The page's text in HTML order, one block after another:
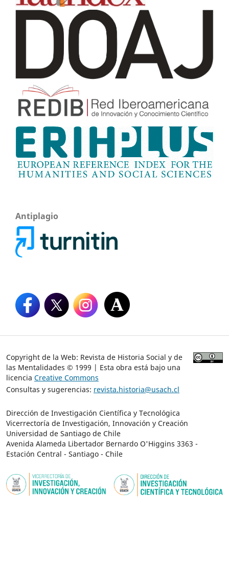
Antiplagio
Copyright de la Web: Revista de Historia Social y de
las Mentalidades © 1999 | Esta obra está bajo una
licencia Creative Commons
Consultas y sugerencias: revista.historia@usach.cl
Dirección de Investigación Científica y Tecnológica
Vicerrectoría de Investigación, Innovación y Creación
Universidad de Santiago de Chile
Avenida Alameda Libertador Bernardo O'Higgins 3363 -
Estación Central - Santiago - Chile